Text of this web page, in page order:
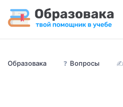
Образовака ❓ Вопросы